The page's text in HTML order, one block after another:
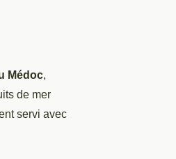
Médoc,
de mer
servi avec